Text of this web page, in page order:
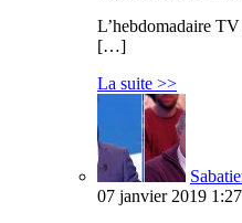
L’hebdomadaire
[…]
La suite >>
07 janvier 2019